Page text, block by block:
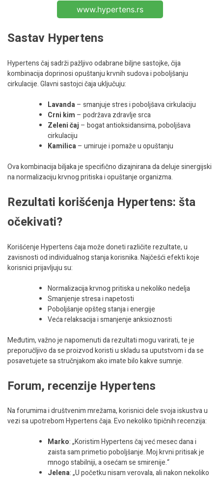
www.hypertens.rs
Sastav Hypertens
Hypertens čaj sadrži pažljivo odabrane biljne sastojke, čija
kombinacija doprinosi opuštanju krvnih sudova i poboljšanju
cirkulacije. Glavni sastojci čaja uključuju:
Lavanda– smanjuje stres i poboljšava cirkulaciju
Crni kim – podržava zdravlje srca
Zeleni čaj – bogat antioksidansima, poboljšava
cirkulaciju
Kamilica– umiruje i pomaže u opuštanju
Ova kombinacija biljaka je specifično dizajnirana da deluje sinergijski
na normalizaciju krvnog pritiska i opuštanje organizma.
Rezultati korišćenja Hypertens: šta
očekivati?
Korišćenje Hypertens čaja može doneti različite rezultate, u
zavisnosti od individualnog stanja korisnika. Najčešći efekti koje
korisnici prijavljuju su:
Normalizacija krvnog pritiska u nekoliko nedelja
Smanjenje stresa i napetosti
Poboljšanje opšteg stanja i energije
Veća relaksacija i smanjenje anksioznosti
Međutim, važno je napomenuti da rezultati mogu varirati, te je
preporučljivo da se proizvod koristi u skladu sa uputstvom i da se
posavetujete sa stručnjakom ako imate bilo kakve sumnje.
Forum, recenzije Hypertens
Na forumima i društvenim mrežama, korisnici dele svoja iskustva u
vezi sa upotrebom Hypertens čaja. Evo nekoliko tipičnih recenzija:
Marko: „Koristim Hypertens čaj već mesec dana i
zaista sam primetio poboljšanje. Moj krvni pritisak je
mnogo stabilniji, a osećam se smirenije.“
Jelena: „U početku nisam verovala, ali nakon nekoliko